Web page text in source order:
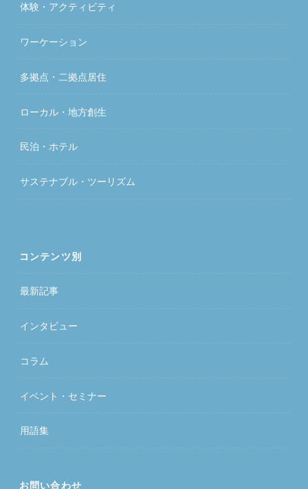
体験・アクティビティ
ワーケーション
多拠点・二拠点居住
ローカル・地方創生
民泊・ホテル
サステナブル・ツーリズム
コンテンツ別
最新記事
インタビュー
コラム
イベント・セミナー
用語集
お問い合わせ